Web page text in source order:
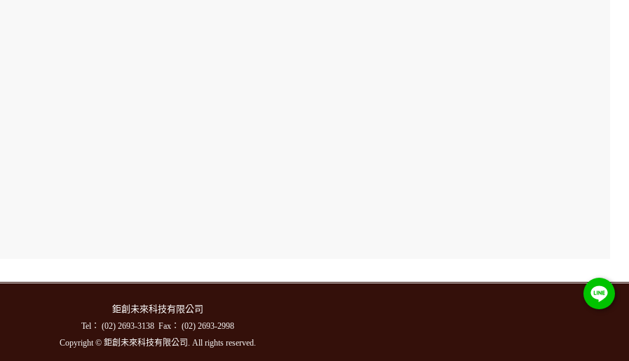
鉅創未來科技有限公司
Tel： (02) 2693-3138 Fax： (02) 2693-2998
Copyright © 鉅創未來科技有限公司. All rights reserved.